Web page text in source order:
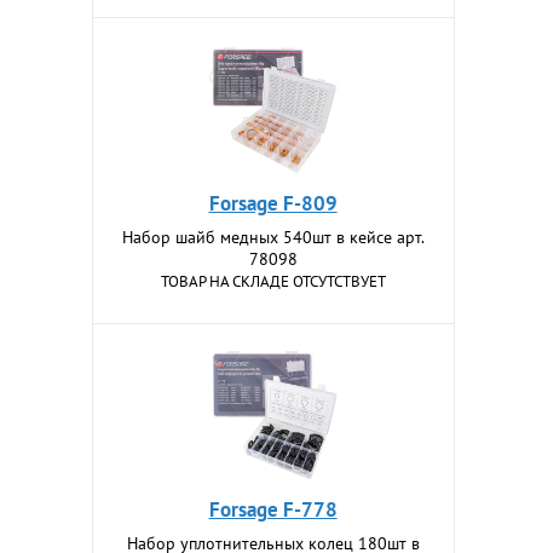
Forsage F-809
Набор шайб медных 540шт в кейсе арт.
78098
ТОВАР НА СКЛАДЕ ОТСУТСТВУЕТ
Forsage F-778
Набор уплотнительных колец 180шт в